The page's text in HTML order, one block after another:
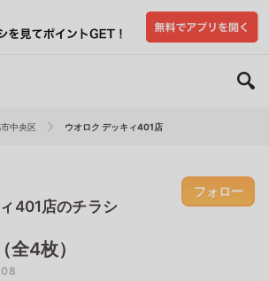
中央区 ウオロク デッキィ401店
401店のチラシ
フォロー
全4枚）